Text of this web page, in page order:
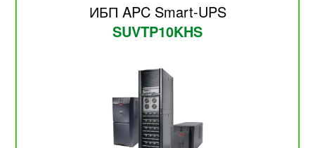
ИБП APC Smart-UPS
SUVTP10KHS